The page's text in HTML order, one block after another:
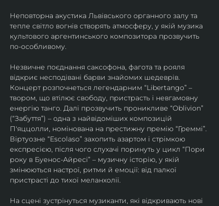
Неповторна акустика Львівського органного залу та
тепле світло вогнів створять атмосферу, у якій музика
культового аргентинського композитора прозвучить
по-особливому.
Незвичне поєднання саксофона, фагота та рояля
відкриє несподівані барви знайомих шедеврів.
Концерт розпочнеться легендарним “Libertango” –
твором, що втілює свободу, пристрасть і невгамовну
енергію танго. Далі прозвучить проникливе “Oblivion”
(“Забуття”) – одна з найвідоміших композицій
П'яццолли, номінована на престижну премію “Греммі”.
Віртуозне “Escolaso” захопить азартом і стрімкою
експресією, після чого слухачі поринуть у цикл “Пори
року в Буенос-Айресі” – музичну історію, у якій
змінюються настрої, ритми й емоції: від палкої
пристрасті до тихої меланхолії.
На сцені зустрінуться музиканти, які відкривають нові